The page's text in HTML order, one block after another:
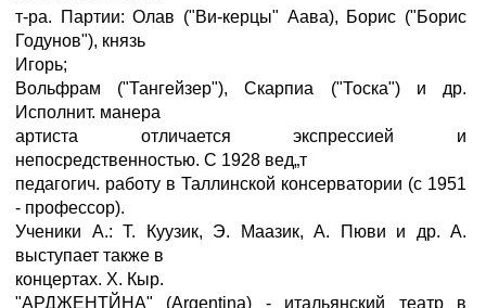
т-ра. Партии: Олав ("Ви-керцы" Аава), Борис ("Борис
Годунов"), князь
Игорь;
Вольфрам ("Тангейзер"), Скарпиа ("Тоска") и др.
Исполнит. манера
артиста отличается экспрессией и
непосредственностью. С 1928 вед„т
педагогич. работу в Таллинской консерватории (с 1951
- профессор).
Ученики А.: Т. Куузик, Э. Маазик, А. Пюви и др. А.
выступает также в
концертах. X. Кыр.
"АРДЖЕНТЙНА" (Argentina) - итальянский театр в